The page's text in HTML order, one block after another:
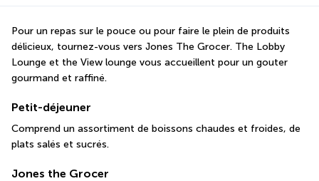
Pour un repas sur le pouce ou pour faire le plein de produits
délicieux, tournez-vous vers Jones The Grocer. The Lobby
Lounge et the View lounge vous accueillent pour un gouter
gourmand et raffiné.
Petit-déjeuner
Comprend un assortiment de boissons chaudes et froides, de
plats salés et sucrés.
Jones the Grocer